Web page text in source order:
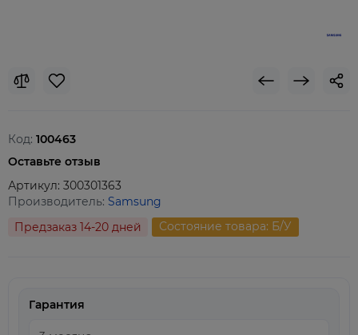
Код: 100463
Оставьте отзыв
Артикул: 300301363
Производитель: Samsung
Предзаказ 14-20 дней
Состояние товара: Б/У
Гарантия